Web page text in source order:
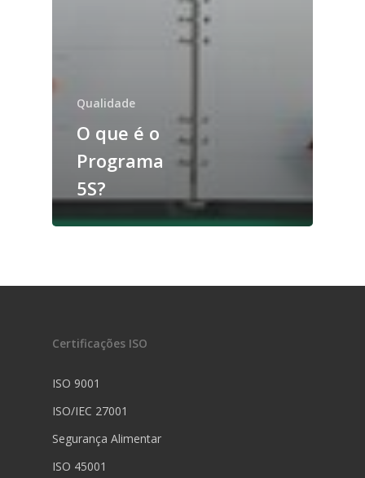
Qualidade
O que é o
Programa
5S?
Certificações ISO
ISO 9001
ISO/IEC 27001
Segurança Alimentar
ISO 45001